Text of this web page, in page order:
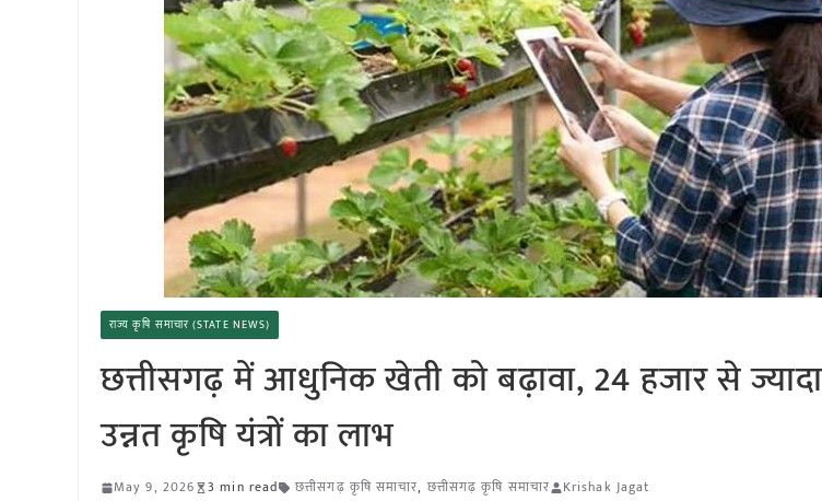
राज्य कृषि समाचार (STATE NEWS)
छत्तीसगढ़ में आधुनिक खेती को बढ़ावा, 24 हजार से
उन्नत कृषि यंत्रों का लाभ
May 9, 2026 3 min read छत्तीसगढ़ कृषि समाचार, छत्तीसगढ़ कृषि समाचार Krishak Jagat